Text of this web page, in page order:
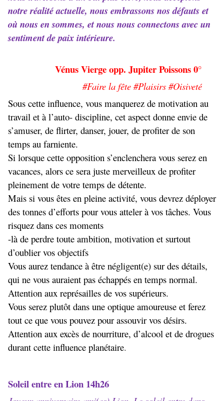
notre réalité actuelle, nous embrassons nos défauts et
où nous en sommes, et nous nous connectons avec un
sentiment de paix intérieure.
Vénus Vierge opp. Jupiter Poissons 0°
#Faire la fête #Plaisirs #Oisiveté
Sous cette influence, vous manquerez de motivation au
travail et à l’auto- discipline, cet aspect donne envie de
s’amuser, de flirter, danser, jouer, de profiter de son
temps au farniente.
Si lorsque cette opposition s’enclenchera vous serez en
vacances, alors ce sera juste merveilleux de profiter
pleinement de votre temps de détente.
Mais si vous êtes en pleine activité, vous devrez déployer
des tonnes d’efforts pour vous atteler à vos tâches. Vous
risquez dans ces moments
-là de perdre toute ambition, motivation et surtout
d’oublier vos objectifs
Vous aurez tendance à être négligent(e) sur des détails,
qui ne vous auraient pas échappés en temps normal.
Attention aux représailles de vos supérieurs.
Vous serez plutôt dans une optique amoureuse et ferez
tout ce que vous pouvez pour assouvir vos désirs.
Attention aux excès de nourriture, d’alcool et de drogues
durant cette influence planétaire.
Soleil entre en Lion 14h26